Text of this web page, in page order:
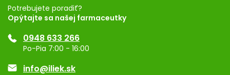
Registrácia
Ponuka pre firmy
Značky
Potrebujete poradiť?
Opýtajte sa našej farmaceutky
0948 633 266
Po-Pia 7:00 - 16:00
info@iliek.sk